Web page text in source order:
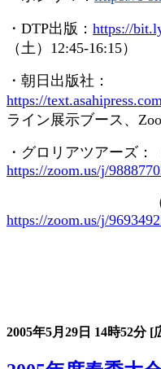
・ DTP出版： https://
（土） 12:45-16:15）
・朝日出版社：
https://
ライン展示ブース、
・グロリアツアーズ：
https://zoom.us/j/
https://zoom.us/j/
2005年5月29日 14時52分 [